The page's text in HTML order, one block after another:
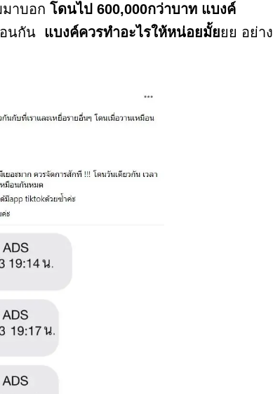
าบอก โดนไป 600,000กว่าบาท แบงค์
นกัน แบงค์ควรทำอะไรให้หน่อยมั้ยยย อย่าง